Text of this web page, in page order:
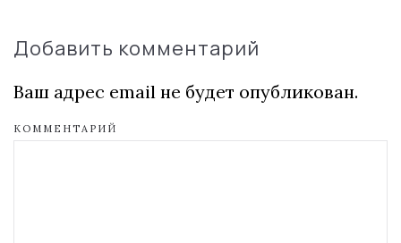
Добавить комментарий
Ваш адрес email не будет опубликован.
КОММЕНТАРИЙ